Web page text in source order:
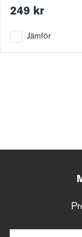
249 kr
Jämför